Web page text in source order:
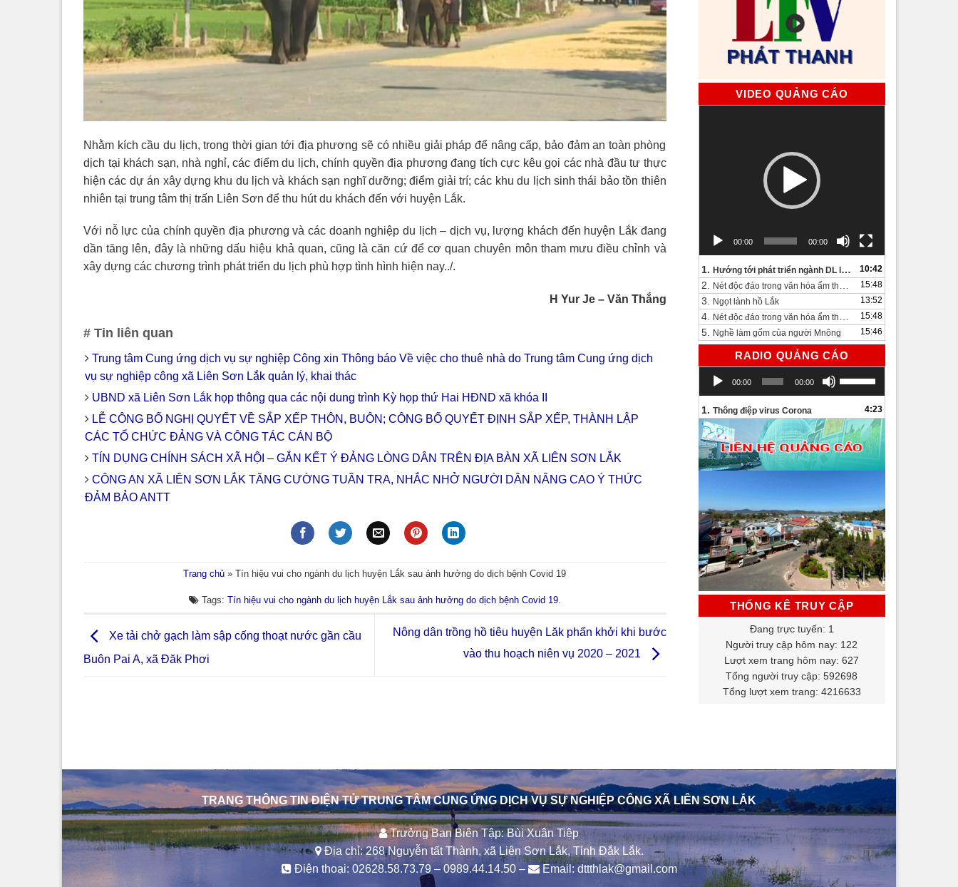
Nhằm kích cầu du lịch, trong thời gian tới địa phương sẽ có nhiều giải pháp để nâng cấp, bảo đảm an toàn phòng
dịch tại khách sạn, nhà nghỉ, các điểm du lịch, chính quyền địa phương đang tích cực kêu gọi các nhà đầu tư thực
hiện các dự án xây dựng khu du lịch và khách sạn nghĩ dưỡng; điểm giải trí; các khu du lịch sinh thái bảo tồn thiên
nhiên tại trung tâm thị trấn Liên Sơn để thu hút du khách đến với huyện Lắk.
Với nỗ lực của chính quyền địa phương và các doanh nghiệp du lịch – dịch vụ, lượng khách đến huyện Lắk đang
dần tăng lên, đây là những dấu hiệu khả quan, cũng là căn cứ để cơ quan chuyên môn tham mưu điều chỉnh và
xây dựng các chương trình phát triển du lịch phù hợp tình hình hiện nay../.
H Yur Je – Văn Thắng
# Tin liên quan
Trung tâm Cung ứng dịch vụ sự nghiệp Công xin Thông báo Về việc cho thuê nhà do Trung tâm Cung ứng dịch
vụ sự nghiệp công xã Liên Sơn Lắk quản lý, khai thác
UBND xã Liên Sơn Lắk họp thông qua các nội dung trình Kỳ họp thứ Hai HĐND xã khóa II
LỄ CÔNG BỐ NGHỊ QUYẾT VỀ SẮP XẾP THÔN, BUÔN; CÔNG BỐ QUYẾT ĐỊNH SẮP XẾP, THÀNH LẬP
CÁC TỔ CHỨC ĐẢNG VÀ CÔNG TÁC CÁN BỘ
TÍN DỤNG CHÍNH SÁCH XÃ HỘI – GẮN KẾT Ý ĐẢNG LÒNG DÂN TRÊN ĐỊA BÀN XÃ LIÊN SƠN LẮK
CÔNG AN XÃ LIÊN SƠN LẮK TĂNG CƯỜNG TUẦN TRA, NHẮC NHỞ NGƯỜI DÂN NÂNG CAO Ý THỨC
ĐẢM BẢO ANTT
Trang chủ »Tín hiệu vui cho ngành du lịch huyện Lắk sau ảnh hưởng do dịch bệnh Covid 19
Tags: Tín hiệu vui cho ngành du lịch huyện Lắk sau ảnh hưởng do dịch bệnh Covid 19.
Xe tải chở gạch làm sập cống thoạt nước gần cầu
Buôn Pai A, xã Đăk Phơi
Nông dân trồng hồ tiêu huyện Lăk phấn khởi khi bước
vào thu hoạch niên vụ 2020 – 2021
VIDEO QUẢNG CÁO
00:00 00:00
1. Hướng tới phát triển ngành DL lâu dài và bền vững 10:42
2. Nét độc đáo trong văn hóa ẩm thực bên bờ hồ Lắk. 15:48
3. Ngọt lành hồ Lắk 13:52
4. Nét độc đáo trong văn hóa ẩm thực bên bờ hồ Lắk 15:48
5. Nghề làm gốm của người Mnông 15:46
RADIO QUẢNG CÁO
Trình
chơi
00:00 00:00
phím
mũi
tên
Lên/Xuống
tăng
hoặc
giảm
âm
lượng.
1. Thông điệp virus Corona 4:23
THỐNG KÊ TRUY CẬP
Đang trực tuyến: 1
Người truy cập hôm nay: 122
Lượt xem trang hôm nay: 627
Tổng người truy cập: 592698
Tổng lượt xem trang: 4216633
TRANG THÔNG TIN ĐIỆN TỬ TRUNG TÂM CUNG ỨNG DỊCH VỤ SỰ NGHIỆP CÔNG XÃ LIÊN SƠN LẮK
Trưởng Ban Biên Tập: Bùi Xuân Tiệp
Địa chỉ: 268 Nguyễn tất Thành, xã Liên Sơn Lắk, Tỉnh Đắk Lắk.
Điện thoại: 02628.58.73.79– 0989.44.14.50– Email:dttthlak@gmail.com